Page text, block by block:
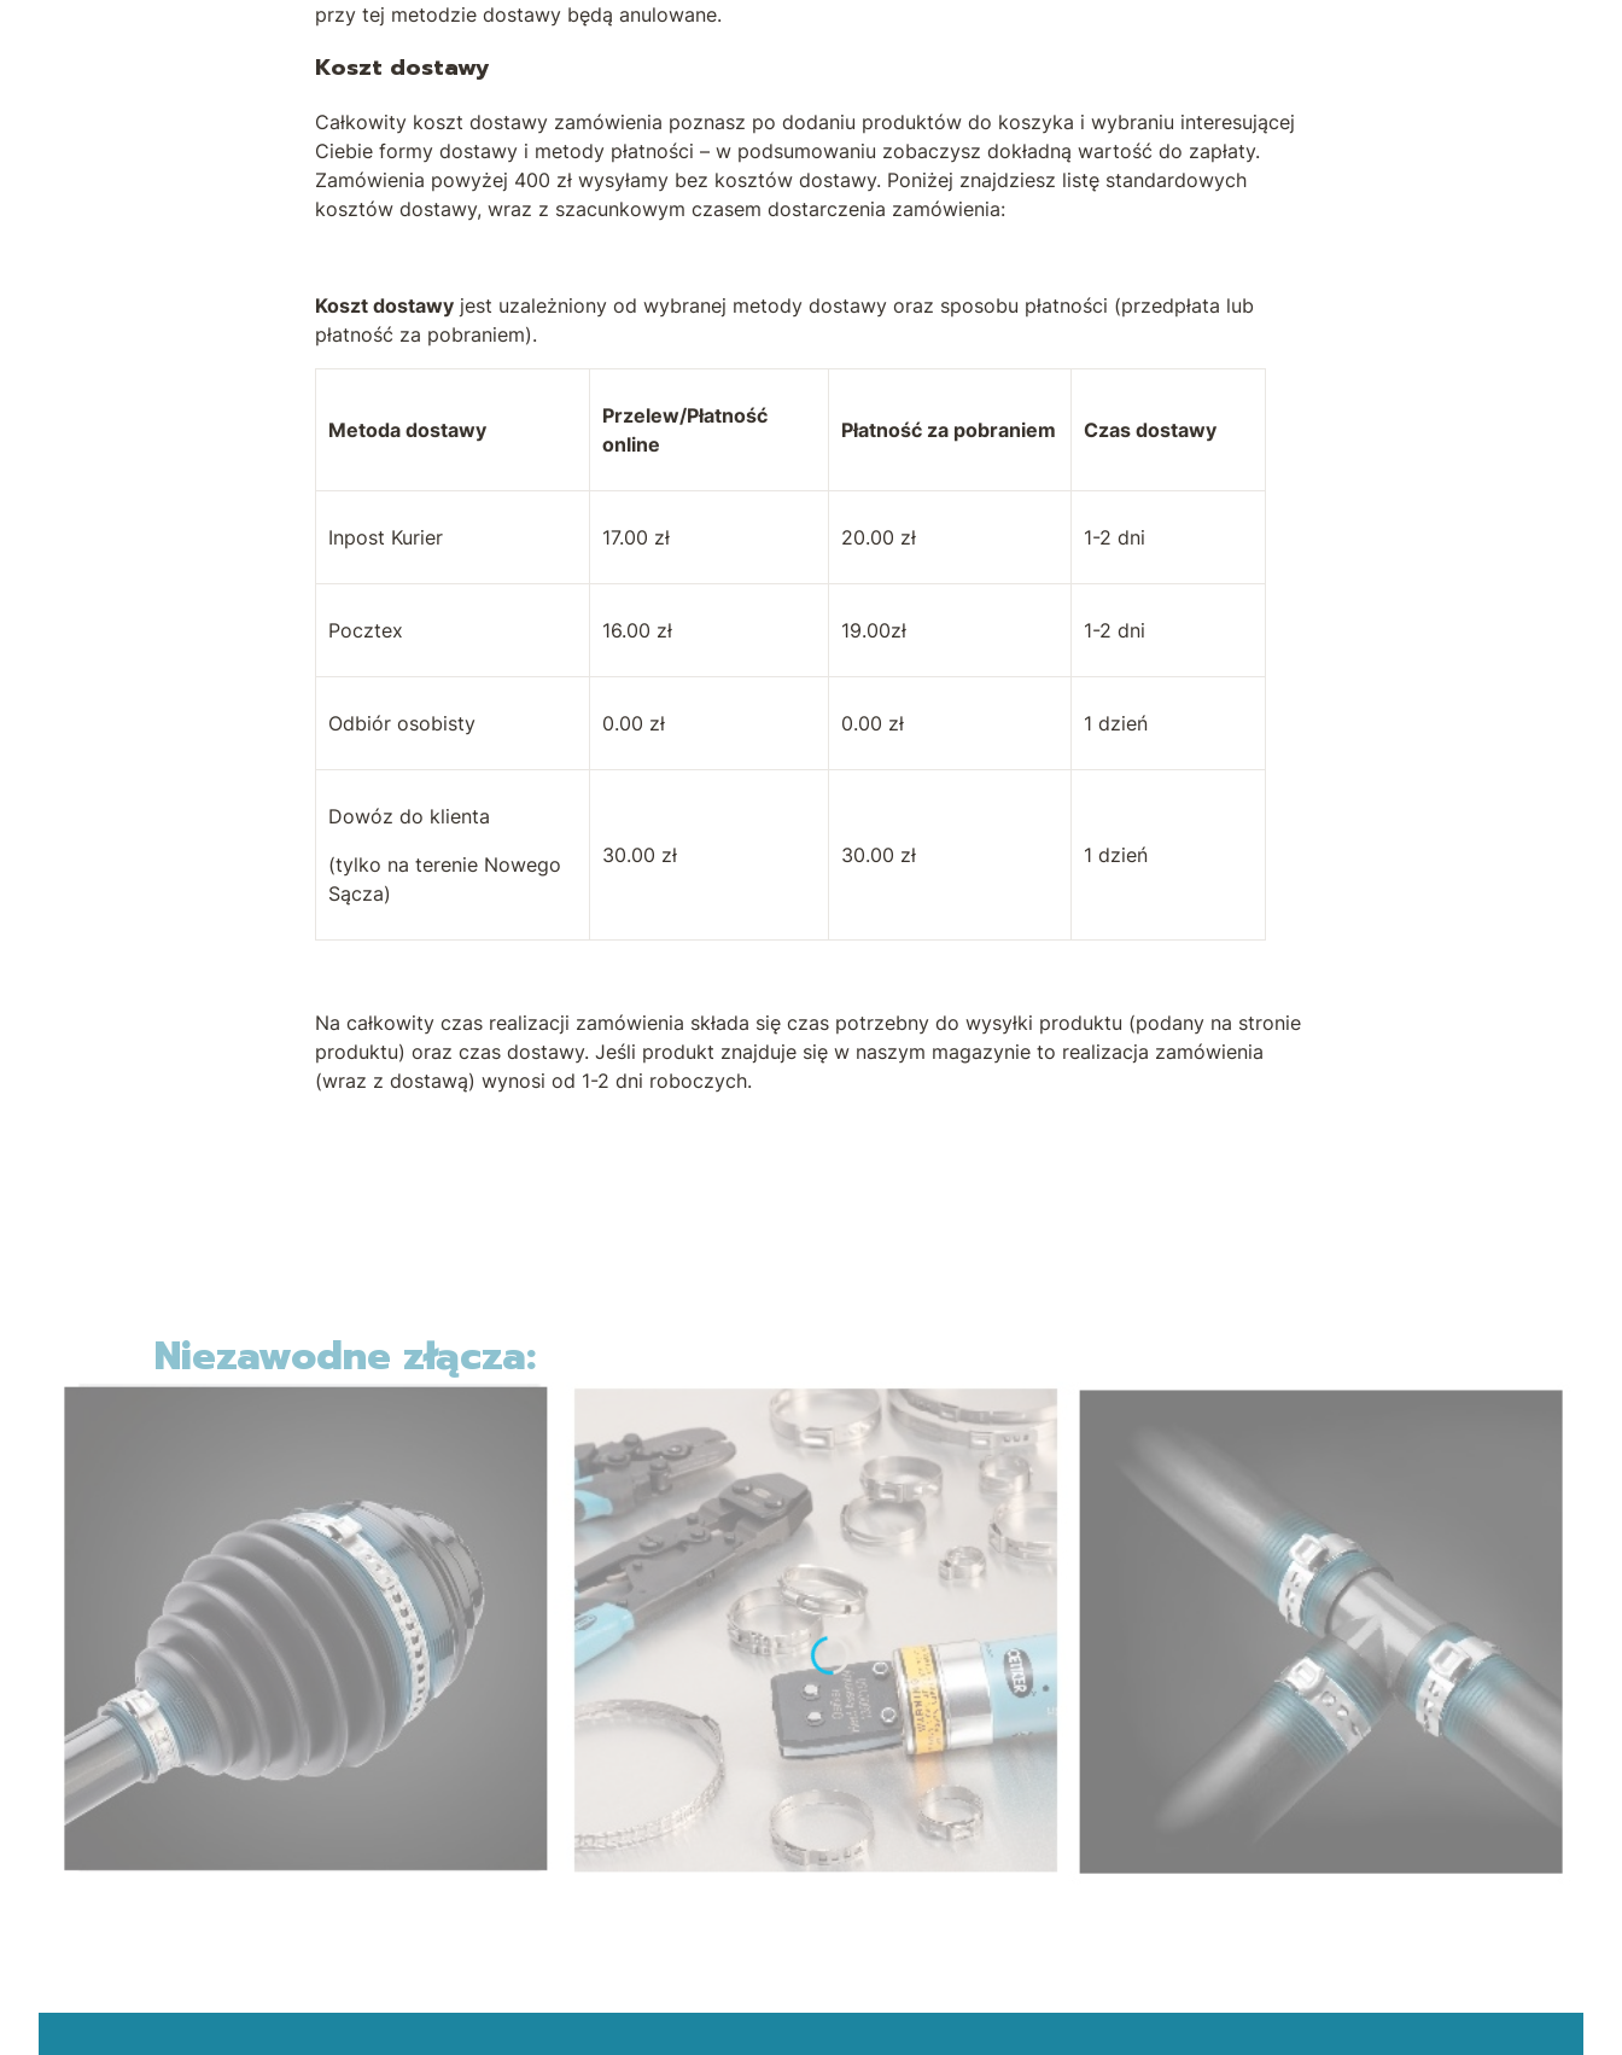
przy tej metodzie dostawy będą anulowane.
Koszt dostawy
Całkowity koszt dostawy zamówienia poznasz po dodaniu produktów do koszyka i wybraniu interesującej
Ciebie formy dostawy i metody płatności – w podsumowaniu zobaczysz dokładną wartość do zapłaty.
Zamówienia powyżej 400 zł wysyłamy bez kosztów dostawy. Poniżej znajdziesz listę standardowych
kosztów dostawy, wraz z szacunkowym czasem dostarczenia zamówienia:
Koszt dostawy jest uzależniony od wybranej metody dostawy oraz sposobu płatności (przedpłata lub
płatność za pobraniem).
Metoda dostawy
Przelew/Płatność
online
Płatność za pobraniem Czas dostawy
Inpost Kurier 17.00 zł 20.00 zł 1-2 dni
Pocztex 16.00 zł 19.00zł 1-2 dni
Odbiór osobisty 0.00 zł 0.00 zł 1 dzień
Dowóz do klienta
(tylko na terenie Nowego
Sącza)
30.00 zł 30.00 zł 1 dzień
Na całkowity czas realizacji zamówienia składa się czas potrzebny do wysyłki produktu (podany na stronie
produktu) oraz czas dostawy. Jeśli produkt znajduje się w naszym magazynie to realizacja zamówienia
(wraz z dostawą) wynosi od 1-2 dni roboczych.
Niezawodne złącza: